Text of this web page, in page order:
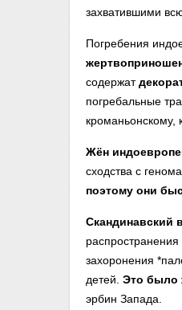
захватившими
Погребения
содержат
погребальные
кроманьонскому,
Жён
сходства с
поэтому они
Скандинавский
захоронения
детей. Это было
эрбин Запада.